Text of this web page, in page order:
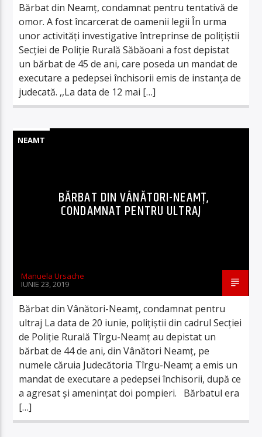
Bărbat din Neamț, condamnat pentru tentativă de
omor. A fost încarcerat de oamenii legii În urma
unor activități investigative întreprinse de polițiștii
Secției de Poliție Rurală Săbăoani a fost depistat
un bărbat de 45 de ani, care poseda un mandat de
executare a pedepsei închisorii emis de instanța de
judecată. ,,La data de 12 mai […]
NEAMT
BĂRBAT DIN VÂNĂTORI-NEAMȚ,
CONDAMNAT PENTRU ULTRAJ
Manuela Ursache
IUNIE 23, 2019
Bărbat din Vânători-Neamț, condamnat pentru
ultraj La data de 20 iunie, polițiștii din cadrul Secției
de Poliție Rurală Tîrgu-Neamț au depistat un
bărbat de 44 de ani, din Vânători Neamț, pe
numele căruia Judecătoria Tîrgu-Neamț a emis un
mandat de executare a pedepsei închisorii, după ce
a agresat și amenințat doi pompieri. Bărbatul era
[…]